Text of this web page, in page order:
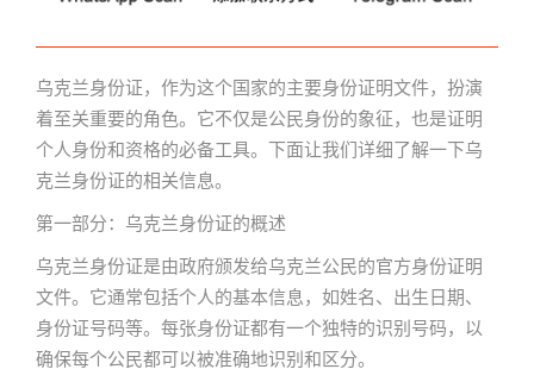
乌克兰身份证，作为这个国家的主要身份证明文件，扮演
着至关重要的角色。它不仅是公民身份的象征，也是证明
个人身份和资格的必备工具。下面让我们详细了解一下乌
克兰身份证的相关信息。
第一部分：乌克兰身份证的概述
乌克兰身份证是由政府颁发给乌克兰公民的官方身份证明
文件。它通常包括个人的基本信息，如姓名、出生日期、
身份证号码等。每张身份证都有一个独特的识别号码，以
确保每个公民都可以被准确地识别和区分。